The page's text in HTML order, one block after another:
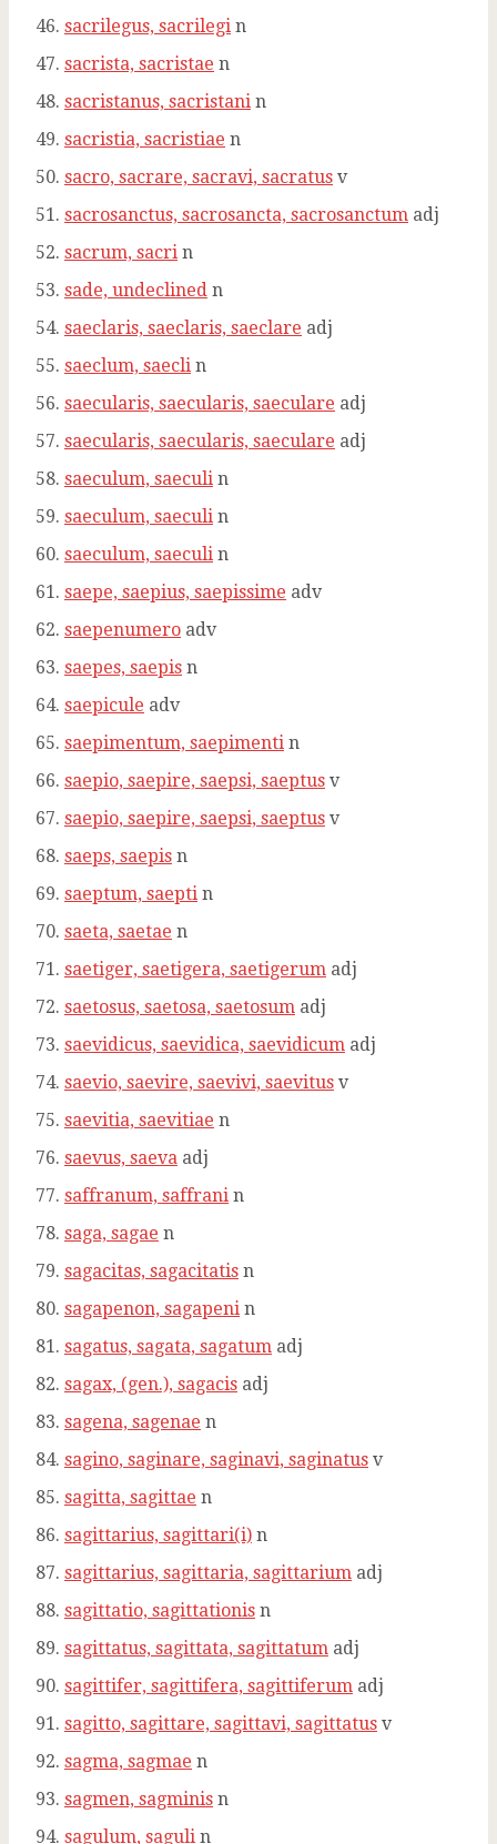
sacrilegus, sacrilegi n
sacrista, sacristae n
sacristanus, sacristani n
sacristia, sacristiae n
sacro, sacrare, sacravi, sacratus v
sacrosanctus, sacrosancta, sacrosanctum adj
sacrum, sacri n
sade, undeclined n
saeclaris, saeclaris, saeclare adj
saeclum, saecli n
saecularis, saecularis, saeculare adj
saecularis, saecularis, saeculare adj
saeculum, saeculi n
saeculum, saeculi n
saeculum, saeculi n
saepe, saepius, saepissime adv
saepenumero adv
saepes, saepis n
saepicule adv
saepimentum, saepimenti n
saepio, saepire, saepsi, saeptus v
saepio, saepire, saepsi, saeptus v
saeps, saepis n
saeptum, saepti n
saeta, saetae n
saetiger, saetigera, saetigerum adj
saetosus, saetosa, saetosum adj
saevidicus, saevidica, saevidicum adj
saevio, saevire, saevivi, saevitus v
saevitia, saevitiae n
saevus, saeva adj
saffranum, saffrani n
saga, sagae n
sagacitas, sagacitatis n
sagapenon, sagapeni n
sagatus, sagata, sagatum adj
sagax, (gen.), sagacis adj
sagena, sagenae n
sagino, saginare, saginavi, saginatus v
sagitta, sagittae n
sagittarius, sagittari(i) n
sagittarius, sagittaria, sagittarium adj
sagittatio, sagittationis n
sagittatus, sagittata, sagittatum adj
sagittifer, sagittifera, sagittiferum adj
sagitto, sagittare, sagittavi, sagittatus v
sagma, sagmae n
sagmen, sagminis n
sagulum, saguli n